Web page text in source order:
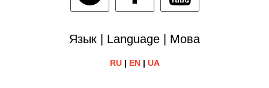
Язык | Language | Мова
RU| EN| UA